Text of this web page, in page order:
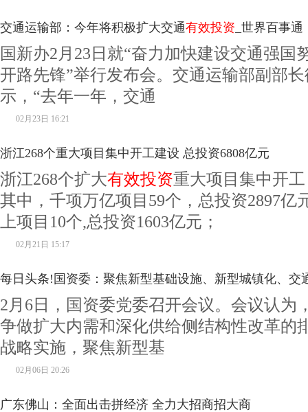
交通运输部：今年将积极扩大交通有效投资 _世界百事通
国新办2月23日就“奋力加快建设交通强国
开路先锋”举行发布会。交通运输部副部
示，“去年一年，交通
02月23日 16:21
浙江268个重大项目集中开工建设 总投资6808亿元
浙江268个扩大有效投资重大项目集中开
其中，千项万亿项目59个，总投资2897亿
上项目10个,总投资1603亿元；
02月21日 15:17
每日头条!国资委：聚焦新型基础设施、新型城镇化、交
领域扩大 有效投资
2月6日，国资委党委召开会议。会议认为
争做扩大内需和深化供给侧结构性改革的
战略实施，聚焦新型基
02月06日 20:26
广东佛山：全面出击拼经济 全力大招商招大商